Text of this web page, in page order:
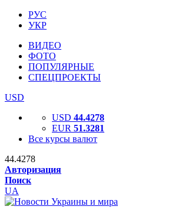
РУС
УКР
ВИДЕО
ФОТО
ПОПУЛЯРНЫЕ
СПЕЦПРОЕКТЫ
USD
USD 44.4278
EUR 51.3281
Все курсы валют
44.4278
Авторизация
Поиск
UA